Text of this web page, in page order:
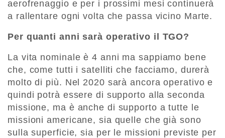
aerofrenaggio e per i prossimi mesi continuerà
a rallentare ogni volta che passa vicino Marte.
Per quanti anni sarà operativo il TGO?
La vita nominale è 4 anni ma sappiamo bene
che, come tutti i satelliti che facciamo, durerà
molto di più. Nel 2020 sarà ancora operativo e
quindi potrà essere di supporto alla seconda
missione, ma è anche di supporto a tutte le
missioni americane, sia quelle che già sono
sulla superficie, sia per le missioni previste per